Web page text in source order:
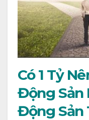
Có 1 Tỷ
Động Sản
Động Sản